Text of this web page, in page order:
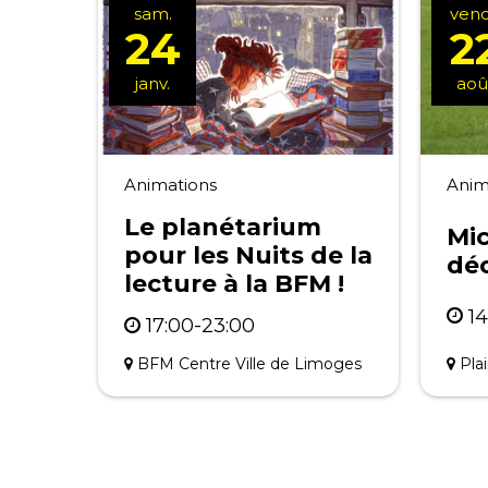
Animations
Le planétarium
pour les Nuits de la
lecture à la BFM !
17:00-23:00
BFM Centre Ville de Limoges
sam.
24
janv.